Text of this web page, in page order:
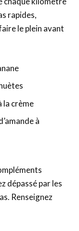
rapides,
le plein avant
la crème
à
dépassé par les
Renseignez